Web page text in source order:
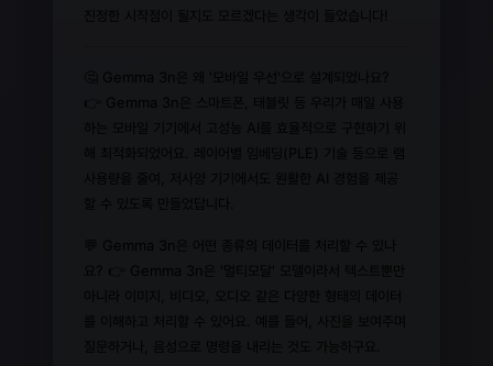
진정한 시작점이 될지도 모르겠다는 생각이 들었습니다!
🤔 Gemma 3n은 왜 '모바일 우선'으로 설계되었나요?
👉 Gemma 3n은 스마트폰, 태블릿 등 우리가 매일 사용
하는 모바일 기기에서 고성능 AI를 효율적으로 구현하기 위
해 최적화되었어요. 레이어별 임베딩(PLE) 기술 등으로 램
사용량을 줄여, 저사양 기기에서도 원활한 AI 경험을 제공
할 수 있도록 만들었답니다.